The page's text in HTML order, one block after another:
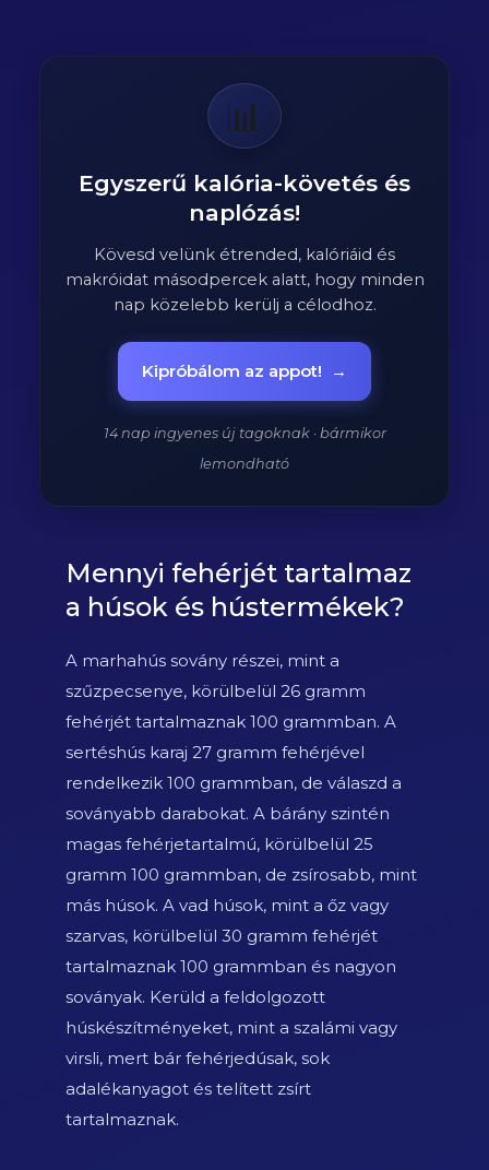
📊
Egyszerű kalória-követés és
naplózás!
Kövesd velünk étrended, kalóriáid és
makróidat másodpercek alatt, hogy minden
nap közelebb kerülj a célodhoz.
Kipróbálom az appot! →
14 nap ingyenes új tagoknak · bármikor
lemondható
Mennyi fehérjét tartalmaz
a húsok és hústermékek?
A marhahús sovány részei, mint a
szűzpecsenye, körülbelül 26 gramm
fehérjét tartalmaznak 100 grammban. A
sertéshús karaj 27 gramm fehérjével
rendelkezik 100 grammban, de válaszd a
soványabb darabokat. A bárány szintén
magas fehérjetartalmú, körülbelül 25
gramm 100 grammban, de zsírosabb, mint
más húsok. A vad húsok, mint a őz vagy
szarvas, körülbelül 30 gramm fehérjét
tartalmaznak 100 grammban és nagyon
soványak. Kerüld a feldolgozott
húskészítményeket, mint a szalámi vagy
virsli, mert bár fehérjedúsak, sok
adalékanyagot és telített zsírt
tartalmaznak.